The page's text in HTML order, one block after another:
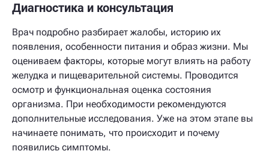
Диагностика и консультация
Врач подробно разбирает жалобы, историю их
появления, особенности питания и образ жизни. Мы
оцениваем факторы, которые могут влиять на работу
желудка и пищеварительной системы. Проводится
осмотр и функциональная оценка состояния
организма. При необходимости рекомендуются
дополнительные исследования. Уже на этом этапе вы
начинаете понимать, что происходит и почему
появились симптомы.